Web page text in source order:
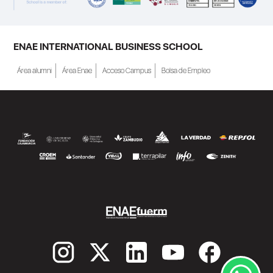
SEGUIR LEYENDO
ENAE INTERNATIONAL BUSINESS SCHOOL
Área alumni Área Enae Acceso Campus Bolsa de Empleo